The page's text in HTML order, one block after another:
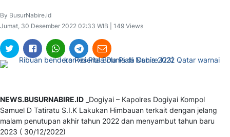
By BusurNabire.id
Jumat, 30 Desember 2022 02:33 WIB | 149 Views
NEWS.BUSURNABIRE.ID _Dogiyai – Kapolres Dogiyai Kompol
Samuel D Tatiratu S.I.K Lakukan Himbauan terkait dengan jelang
malam penutupan akhir tahun 2022 dan menyambut tahun baru
2023 ( 30/12/2022)